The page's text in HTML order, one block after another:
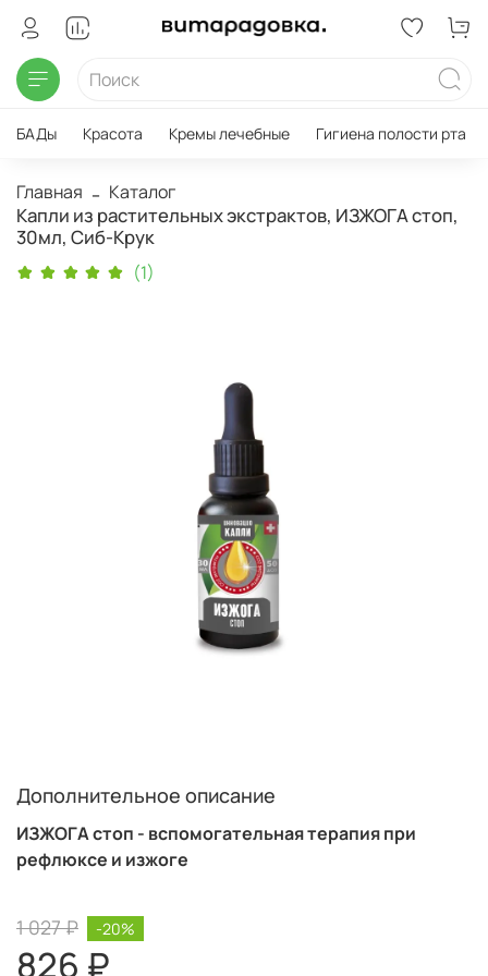
БАДы Красота Кремы лечебные Гигиена полости рта
Главная Каталог
Капли из растительных экстрактов, ИЗЖОГА стоп,
30мл, Сиб-Крук
(1)
Дополнительное описание
ИЗЖОГА стоп - вспомогательная терапия при
рефлюксе и изжоге
1 027 ₽
826 ₽
-20%